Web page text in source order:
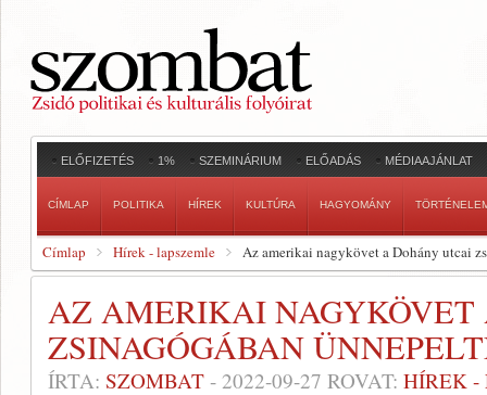
ELŐFIZETÉS 1% SZEMINÁRIUM ELŐADÁS MÉDIAAJÁNLAT
CÍMLAP POLITIKA HÍREK KULTÚRA HAGYOMÁNY
Címlap Hírek - lapszemle Az amerikai nagykövet a Dohány utcai
AZ AMERIKAI
ZSINAGÓGÁBAN
ÍRTA: SZOMBAT - 2022-09-27 ROVAT: HÍREK -